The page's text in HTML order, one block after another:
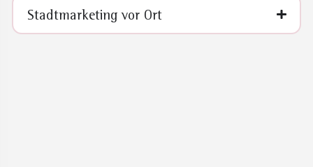
Stadtmarketing vor Ort